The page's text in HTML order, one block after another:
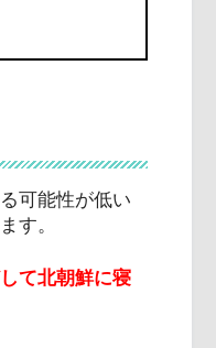
可能性が低い
す。
て北朝鮮に寝